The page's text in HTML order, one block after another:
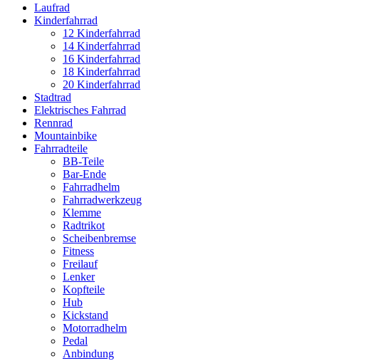
Laufrad
Kinderfahrrad
12 Kinderfahrrad
14 Kinderfahrrad
16 Kinderfahrrad
18 Kinderfahrrad
20 Kinderfahrrad
Stadtrad
Elektrisches Fahrrad
Rennrad
Mountainbike
Fahrradteile
BB-Teile
Bar-Ende
Fahrradhelm
Fahrradwerkzeug
Klemme
Radtrikot
Scheibenbremse
Fitness
Freilauf
Lenker
Kopfteile
Hub
Kickstand
Motorradhelm
Pedal
Anbindung